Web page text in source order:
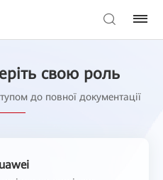
свою роль
до повної документації